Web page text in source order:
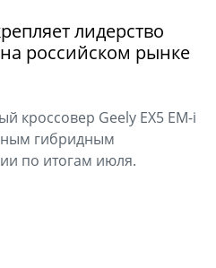
лидерство
российском рынке
кроссовер Geely EX5 EM-i
гибридным
по итогам июля.